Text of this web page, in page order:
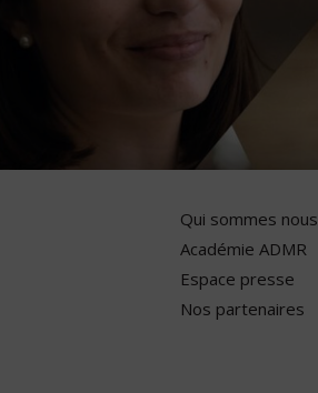
Qui sommes nous
Académie ADMR
Espace presse
Nos partenaires